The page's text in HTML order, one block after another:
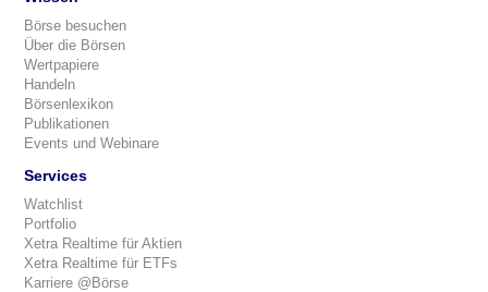
Börse besuchen
Über die Börsen
Wertpapiere
Handeln
Börsenlexikon
Publikationen
Events und Webinare
Services
Watchlist
Portfolio
Xetra Realtime für Aktien
Xetra Realtime für ETFs
Karriere @Börse